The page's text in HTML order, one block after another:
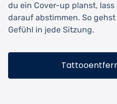
du ein Cover-up planst,
darauf abstimmen. So
Gefühl in jede Sitzung.